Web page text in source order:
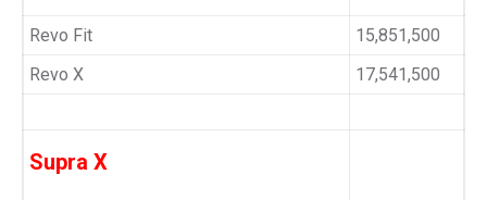
Revo Fit
15,851,500
Revo X
17,541,500
Supra X